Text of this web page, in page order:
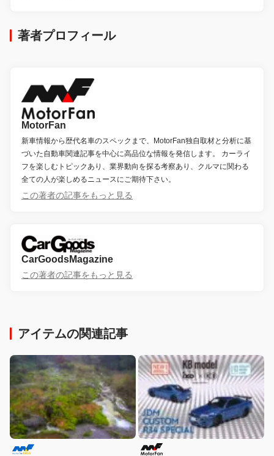
著者プロフィール
MotorFan
新車情報から歴代名車のスペックまで、MotorFan独自取材と分析に基
づいた自動車関連記事を中心に高品位な情報を発信します。 カーライ
フを楽しむトピックあり、業界動向を探る考察あり、クルマに関わる
全ての人が楽しめるニュースにご期待下さい。
この著者の記事をもっと見る
CarGoodsMagazine
この著者の記事をもっと見る
アイテムの関連記事